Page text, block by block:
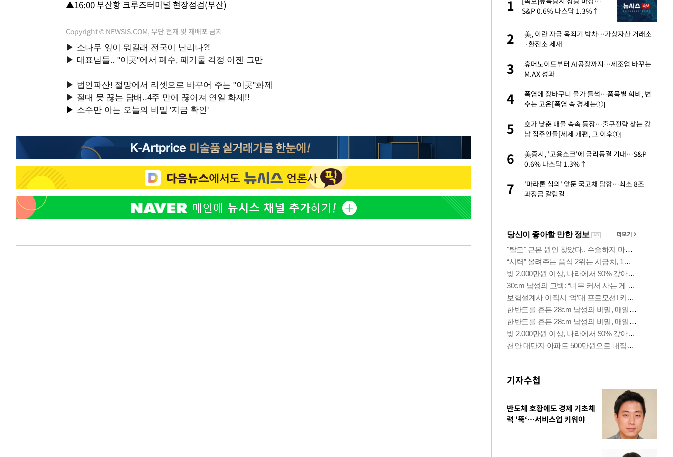
▲16:00 부산항 크루즈터미널 현장점검(부산)
Copyright © NEWSIS.COM, 무단 전재 및 재배포 금지
학 뒤집는 것"
6
집은 차기 메이저리거
7
·환전소 제재
1
S&P 0.6% 나스닥 1.3%↑
2
美, 이란 자금 옥죄기 박차…가상자산 거래소
·환전소 제재
3
휴머노이드부터 AI공장까지…제조업 바꾸는
M.AX 성과
4
폭염에 장바구니 물가 들썩…품목별 희비, 변
수는 고온[폭염 속 경제는①]
5
호가 낮춘 매물 속속 등장…출구전략 찾는 강
남 집주인들[세제 개편, 그 이후①]
6
美증시, '고용쇼크'에 금리동결 기대…S&P
0.6% 나스닥 1.3%↑
7
'마라톤 심의' 앞둔 국고채 담합…최소 8조
과징금 갈림길
기자수첩
반도체 호황에도 경제 기초체
력 '뚝‘…서비스업 키워야